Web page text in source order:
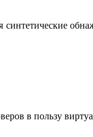
синтетические
в пользу